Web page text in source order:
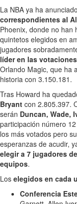
La NBA ya ha
correspondientes al
Phoenix, donde no han
quintetos elegidos en
jugadores
líder en las
Orlando Magic, que ha
historia con 3.150.181.
Tras Howard ha
Bryant con 2.805.397.
serán Duncan, Wade,
participación número
los más votados pero
esperanzas de acudir,
elegir a 7 jugadores
equipos.
Los elegidos en cada
Conferencia